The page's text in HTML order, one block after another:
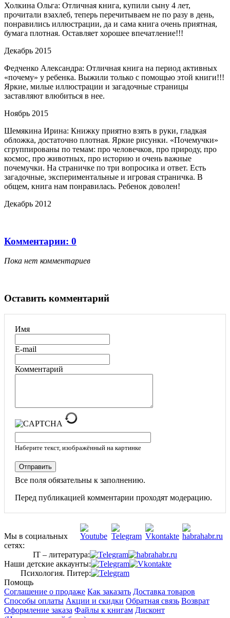
Холкина Ольга: Отличная книга, купили сыну 4 лет,
прочитали взахлеб, теперь перечитываем не по разу в день,
понравились иллюстрации, да и сама книга очень приятная,
бумага плотная. Оставляет хорошее впечатление!!!
Декабрь 2015
Федченко Александра: Отличная книга на период активных
«почему» у ребенка. Выжили только с помощью этой книги!!!
Яркие, милые иллюстрации и загадочные страницы
заставляют влюбиться в нее.
Ноябрь 2015
Шемякина Ирина: Книжку приятно взять в руки, гладкая
обложка, достаточно плотная. Яркие рисунки. «Почемучки»
сгруппированы по темам: про человечков, про природу, про
космос, про животных, про историю и очень важные
почемучки. На страничке по три вопросика и ответ. Есть
загадочные, экспериментальные и игровая страничка. В
общем, книга нам понравилась. Ребенок доволен!
Декабрь 2012
Комментарии: 0
Пока нет комментариев
Оставить комментарий
Имя
E-mail
Комментарий
Наберите текст, изображённый на картинке
Отправить
Все поля обязательны к заполнению.
Перед публикацией комментарии проходят модерацию.
Мы в социальных
сетях:
IT – литература:
Наши детские аккаунты:
Психология. Питер:
Помощь
Соглашение о продаже Как заказать Доставка товаров
Способы оплаты Акции и скидки Обратная связь Возврат
Оформление заказа Файлы к книгам Дисконт